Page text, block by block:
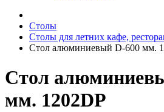
Столы
Столы для летних кафе,
Стол алюминиевый D-600 мм.
Стол
мм. 1202DP